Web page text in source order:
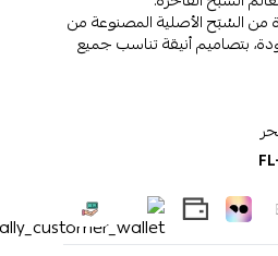
الأصلية المصنوعة من
بتصاميم أنيقة تناسب جميع